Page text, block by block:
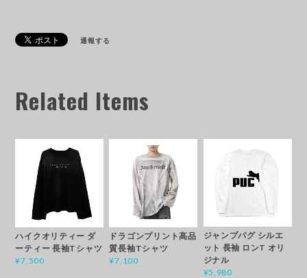
通報する
Related Items
ハイクオリティー ダ
ーティー 長袖Tシャツ
¥7,500
ドラゴンプリント高品
質長袖Tシャツ
¥7,100
ジャンプパグ シルエ
ット 長袖 ロンT オリ
ジナル
¥5,980